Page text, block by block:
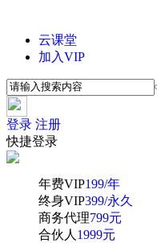
云课堂
加入VIP
登录 注册
快捷登录
年费VIP199/年
终身VIP399/永久
商务代理799元
合伙人 1999元